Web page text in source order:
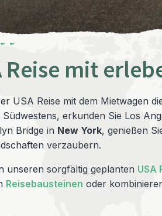
Reise mit
USA Reise mit dem Mietwagen
Südwestens, erkunden Sie Los
Bridge in New York, genießen
verzaubern.
unseren sorgfältig geplanten USA
Reisebausteinen oder